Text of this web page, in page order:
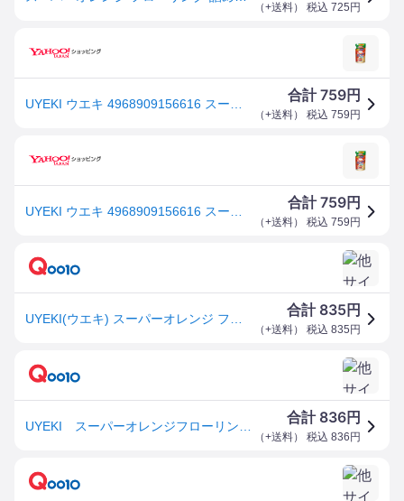
（+送料） 税込 725 円
合計759円
（+送料） 税込 759 円
合計759円
（+送料） 税込 759 円
合計 835円
（+送料） 税込 835 円
合計 836円
（+送料） 税込 836 円